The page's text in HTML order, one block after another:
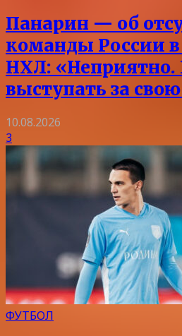
Панарин — об
команды России в
НХЛ: «Неприятно.
выступать за
10.08.2026
3
ФУТБОЛ